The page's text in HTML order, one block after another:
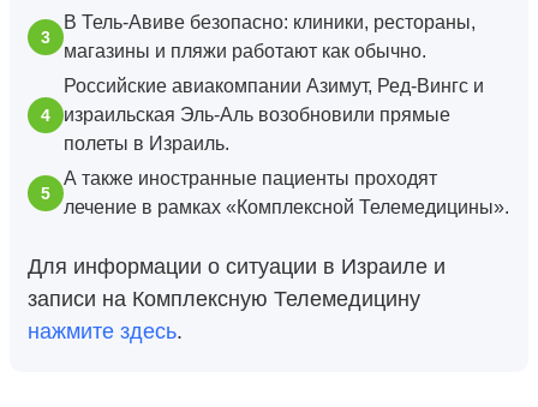
В Тель-Авиве безопасно: клиники, рестораны,
магазины и пляжи работают как обычно.
Российские авиакомпании Азимут, Ред-Вингс и
израильская Эль-Аль возобновили прямые
полеты в Израиль.
А также иностранные пациенты проходят
лечение в рамках «Комплексной Телемедицины».
Для информации о ситуации в Израиле и
записи на Комплексную Телемедицину
нажмите здесь.